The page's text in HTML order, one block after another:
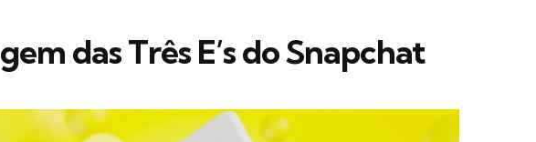
das Três E’s do Snapchat